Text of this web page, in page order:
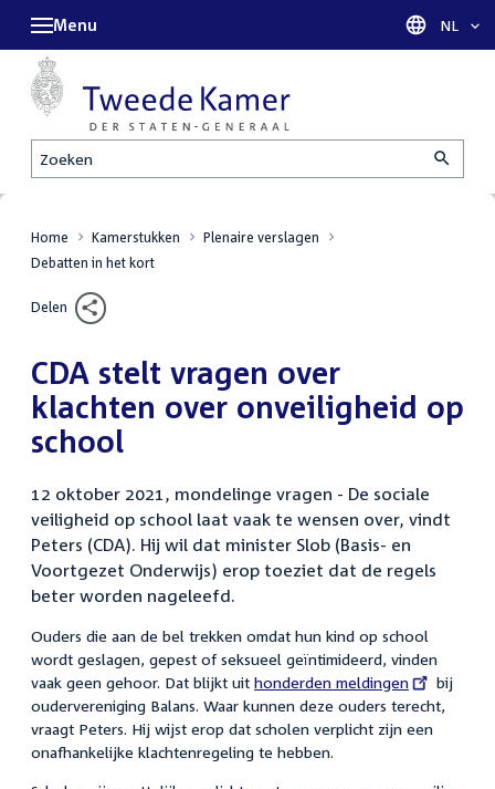
Zoeken
Menu Taal
NL
Home Kamerstukken
Plenaire verslagen
Debatten in het kort
Delen
CDA stelt vragen over
klachten over onveiligheid op
school
12 oktober 2021, mondelinge vragen - De sociale
veiligheid op school laat vaak te wensen over, vindt
Peters (CDA). Hij wil dat minister Slob (Basis- en
Voortgezet Onderwijs) erop toeziet dat de regels
beter worden nageleefd.
Ouders die aan de bel trekken omdat hun kind op school
wordt geslagen, gepest of seksueel geïntimideerd, vinden
vaak geen gehoor. Dat blijkt uit External
link:
honderden meldingen
bij
oudervereniging Balans. Waar kunnen deze ouders terecht,
vraagt Peters. Hij wijst erop dat scholen verplicht zijn een
onafhankelijke klachtenregeling te hebben.